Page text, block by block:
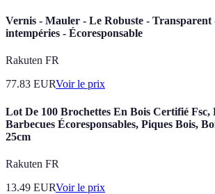
Vernis - Mauler - Le Robuste - Transparent
intempéries - Écoresponsable
Rakuten FR
77.83 EURVoir le prix
Lot De 100 Brochettes En Bois Certifié Fsc,
Barbecues Écoresponsables, Piques Bois,
25cm
Rakuten FR
13.49 EURVoir le prix